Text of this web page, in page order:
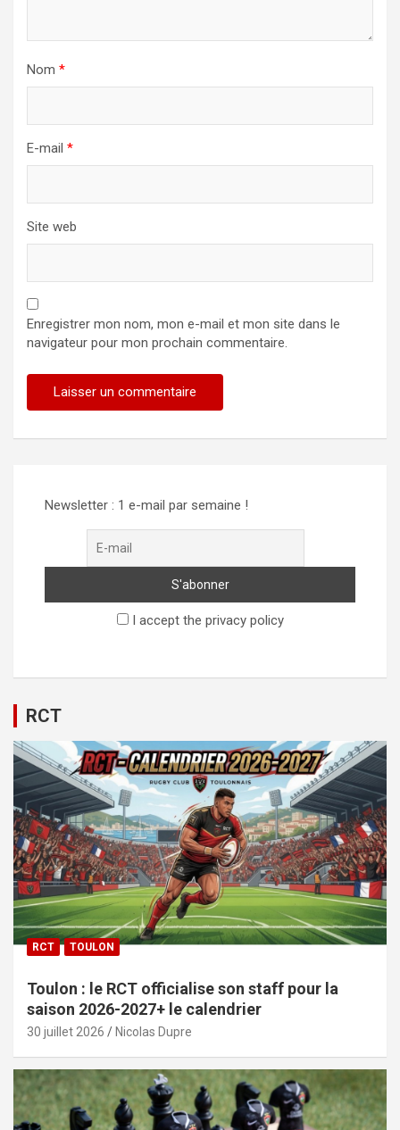
Nom *
E-mail *
Site web
Enregistrer mon nom, mon e-mail et mon site dans le
navigateur pour mon prochain commentaire.
Newsletter : 1 e-mail par semaine !
I accept the privacy policy
RCT
RCT TOULON
Toulon : le RCT officialise son staff pour la
saison 2026-2027+ le calendrier
30 juillet 2026 Nicolas Dupre